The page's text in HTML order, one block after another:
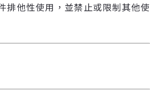
排他性使用，並禁止或限制其他使